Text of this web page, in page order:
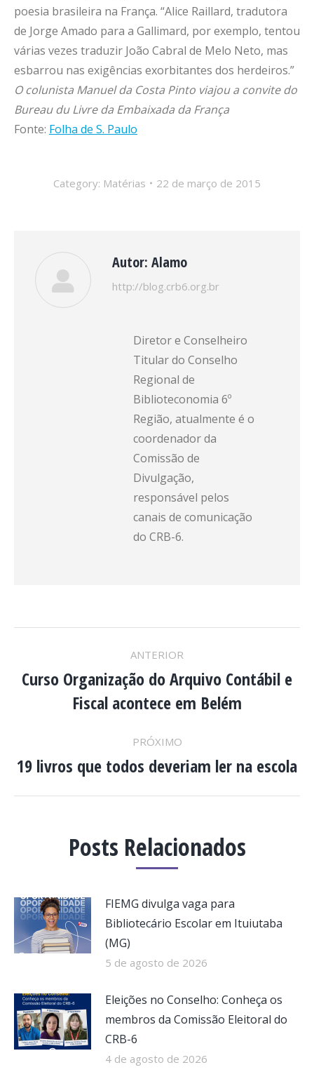
poesia brasileira na França. “Alice Raillard, tradutora
de Jorge Amado para a Gallimard, por exemplo, tentou
várias vezes traduzir João Cabral de Melo Neto, mas
esbarrou nas exigências exorbitantes dos herdeiros.”
O colunista Manuel da Costa Pinto viajou a convite do
Bureau du Livre da Embaixada da França
Fonte: Folha de S. Paulo
Category: Matérias 22 de março de 2015
Autor: Alamo
http://blog.crb6.org.br
Diretor e Conselheiro
Titular do Conselho
Regional de
Biblioteconomia 6º
Região, atualmente é o
coordenador da
Comissão de
Divulgação,
responsável pelos
canais de comunicação
do CRB-6.
NAVEGAÇÃO
DE
ANTERIOR
Post
anterior:
Curso Organização do Arquivo Contábil e
Fiscal acontece em Belém
PRÓXIMO
Próximo
19 livros que todos deveriam ler na escola
Posts Relacionados
FIEMG divulga vaga para
Bibliotecário Escolar em Ituiutaba
(MG)
5 de agosto de 2026
Eleições no Conselho: Conheça os
membros da Comissão Eleitoral do
CRB-6
4 de agosto de 2026